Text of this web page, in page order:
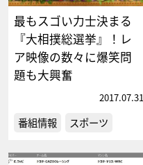
最もスゴい力士決まる
『大相撲総選挙』！レ
ア映像の数々に爆笑問
題も大興奮
2017.07.31
番組情報 スポーツ